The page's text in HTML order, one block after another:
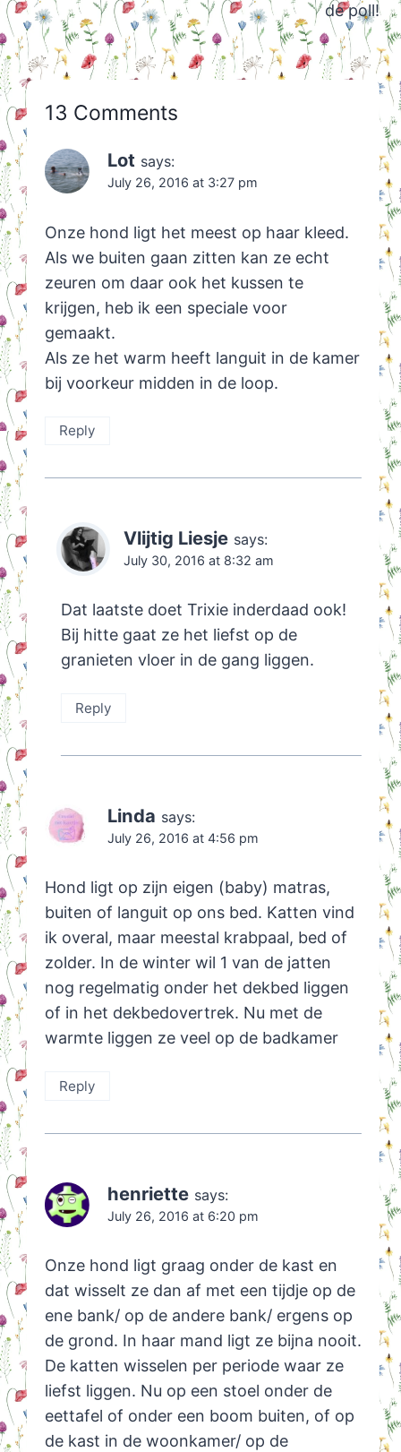
de poll!
13 Comments
Lot says:
July 26, 2016 at 3:27 pm
Onze hond ligt het meest op haar kleed.
Als we buiten gaan zitten kan ze echt
zeuren om daar ook het kussen te
krijgen, heb ik een speciale voor
gemaakt.
Als ze het warm heeft languit in de kamer
bij voorkeur midden in de loop.
Reply
Vlijtig Liesje says:
July 30, 2016 at 8:32 am
Dat laatste doet Trixie inderdaad ook!
Bij hitte gaat ze het liefst op de
granieten vloer in de gang liggen.
Reply
Linda says:
July 26, 2016 at 4:56 pm
Hond ligt op zijn eigen (baby) matras,
buiten of languit op ons bed. Katten vind
ik overal, maar meestal krabpaal, bed of
zolder. In de winter wil 1 van de jatten
nog regelmatig onder het dekbed liggen
of in het dekbedovertrek. Nu met de
warmte liggen ze veel op de badkamer
Reply
henriette says:
July 26, 2016 at 6:20 pm
Onze hond ligt graag onder de kast en
dat wisselt ze dan af met een tijdje op de
ene bank/ op de andere bank/ ergens op
de grond. In haar mand ligt ze bijna nooit.
De katten wisselen per periode waar ze
liefst liggen. Nu op een stoel onder de
eettafel of onder een boom buiten, of op
de kast in de woonkamer/ op de